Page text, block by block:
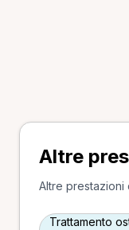
Altre
Altre prestazioni
Trattamento